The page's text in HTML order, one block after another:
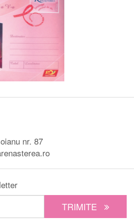
nr. 87
TRIMITE